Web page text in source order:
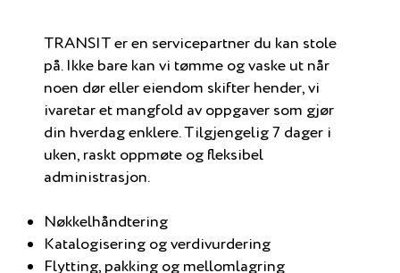
TRANSIT er en servicepartner du kan stole
på. Ikke bare kan vi tømme og vaske ut når
noen dør eller eiendom skifter hender, vi
ivaretar et mangfold av oppgaver som gjør
din hverdag enklere. Tilgjengelig 7 dager i
uken, raskt oppmøte og fleksibel
administrasjon.
Nøkkelhåndtering
Katalogisering og verdivurdering
Flytting, pakking og mellomlagring